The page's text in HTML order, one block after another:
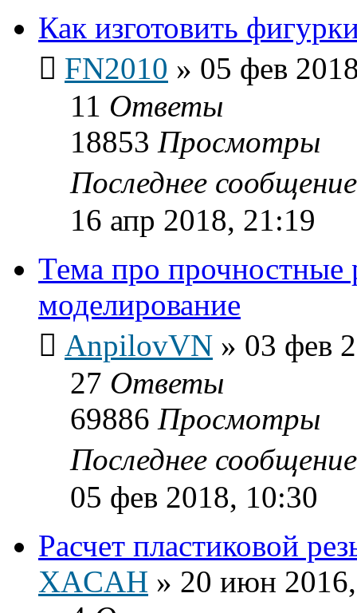
Как изготовить
FN2010 » 05 фев
11 Ответы
18853 Просмотры
Последнее
16 апр 2018, 21:19
Тема про прочностные
моделирование
AnpilovVN » 03 фев
27 Ответы
69886 Просмотры
Последнее
05 фев 2018, 10:30
Расчет пластиковой
XACAH » 20 июн